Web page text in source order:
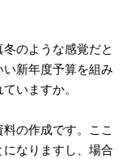
のような感覚だと
新年度予算を組み
いますか。
の作成です。ここ
なりますし、場合